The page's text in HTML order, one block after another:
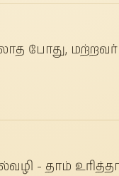
போது,
- தாம்